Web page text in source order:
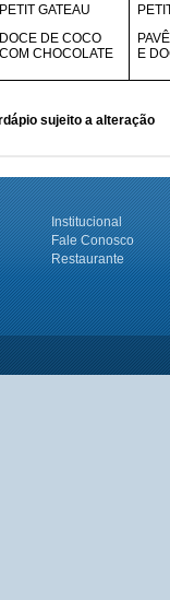
PETIT GATEAU
DOCE DE COCO
COM CHOCOLATE
E
sujeito a alteração
Institucional
Fale Conosco
Restaurante